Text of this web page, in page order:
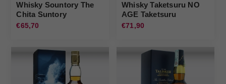
Whisky Sountory The
Chita Suntory
€65,70
Whisky Taketsuru NO
AGE Taketsuru
€71,90